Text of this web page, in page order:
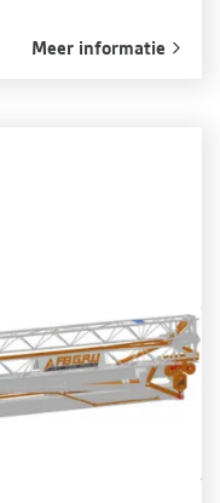
Meer informatie